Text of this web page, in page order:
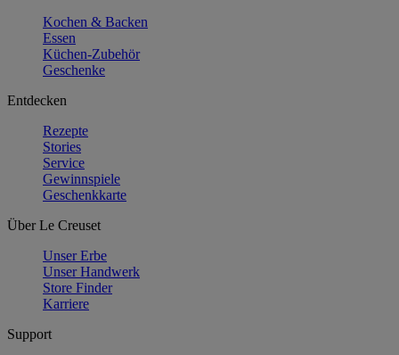
Kochen & Backen
Essen
Küchen-Zubehör
Geschenke
Entdecken
Rezepte
Stories
Service
Gewinnspiele
Geschenkkarte
Über Le Creuset
Unser Erbe
Unser Handwerk
Store Finder
Karriere
Support